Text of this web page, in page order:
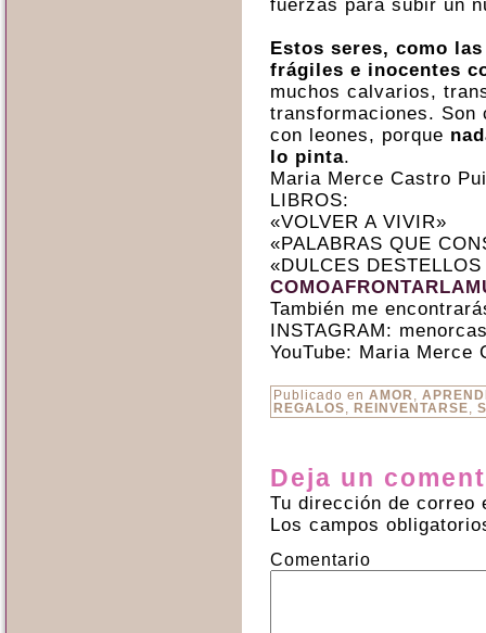
fuerzas para subir un
Estos seres, como
frágiles e inocentes
muchos calvarios,
transformaciones. Son
con leones, porque
lo pinta.
Maria Merce Castro
LIBROS:
«VOLVER A VIVIR»
«PALABRAS QUE
«DULCES
También me
INSTAGRAM:
YouTube: Maria Merce
Publicado en AMOR ,
REGALOS, REINVENTARSE,
Deja un
Tu dirección de correo
Los campos
Comentario